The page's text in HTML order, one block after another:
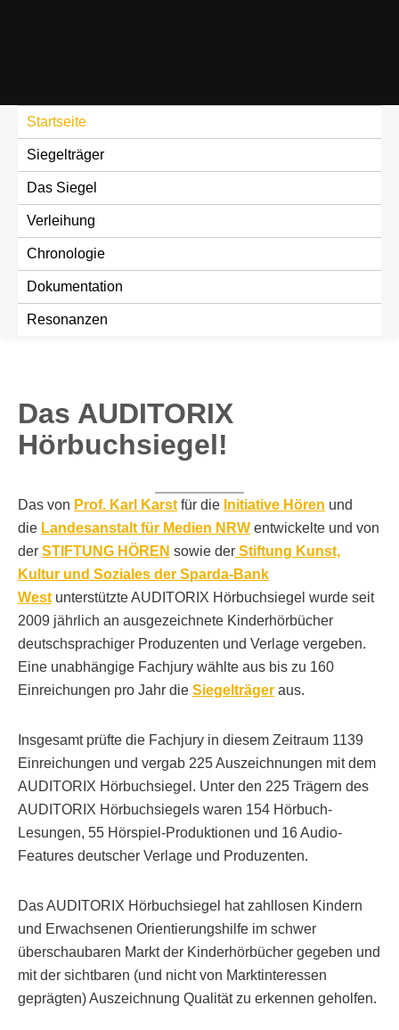
Startseite
Siegelträger
Das Siegel
Verleihung
Chronologie
Dokumentation
Resonanzen
Das AUDITORIX
Hörbuchsiegel!
Das von Prof. Karl Karst für die Initiative Hören und
die Landesanstalt für Medien NRW entwickelte und von
der STIFTUNG HÖREN sowie der Stiftung Kunst,
Kultur und Soziales der Sparda-Bank
West unterstützte AUDITORIX Hörbuchsiegel wurde seit
2009 jährlich an ausgezeichnete Kinderhörbücher
deutschsprachiger Produzenten und Verlage vergeben.
Eine unabhängige Fachjury wählte aus bis zu 160
Einreichungen pro Jahr die Siegelträger aus.
Insgesamt prüfte die Fachjury in diesem Zeitraum 1139
Einreichungen und vergab 225 Auszeichnungen mit dem
AUDITORIX Hörbuchsiegel. Unter den 225 Trägern des
AUDITORIX Hörbuchsiegels waren 154 Hörbuch-
Lesungen, 55 Hörspiel-Produktionen und 16 Audio-
Features deutscher Verlage und Produzenten.
Das AUDITORIX Hörbuchsiegel hat zahllosen Kindern
und Erwachsenen Orientierungshilfe im schwer
überschaubaren Markt der Kinderhörbücher gegeben und
mit der sichtbaren (und nicht von Marktinteressen
geprägten) Auszeichnung Qualität zu erkennen geholfen.